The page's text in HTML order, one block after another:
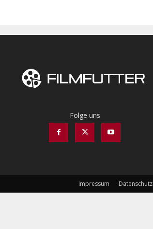
Folge uns
Impressum Datenschutz